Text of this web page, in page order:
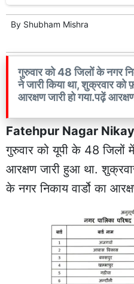
By Shubham Mishra
गुरुवार को 48 जिलों के नगर
ने जारी किया था, शुक्रवार
आरक्षण जारी हो गया.पढ़ें
Fatehpur Nagar
गुरुवार को यूपी के 48 जिलों में
आरक्षण जारी हुआ था.
के नगर निकाय वार्डो का